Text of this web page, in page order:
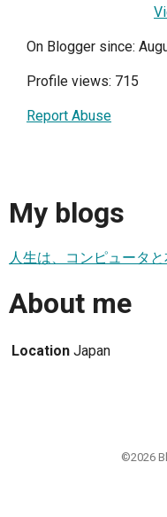
On Blogger since:
Profile views: 715
Report Abuse
My blogs
人生は、コンピュータ
About me
Location Japan
©2026